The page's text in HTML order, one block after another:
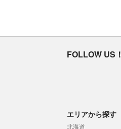
FOLLOW US！
エリアから探す
北海道